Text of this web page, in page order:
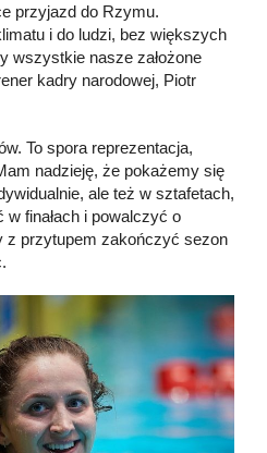
przyjazd do Rzymu.
i do ludzi, bez większych
wszystkie nasze założone
kadry narodowej, Piotr
To spora reprezentacja,
nadzieję, że pokażemy się
ale też w sztafetach,
w finałach i powalczyć o
z przytupem zakończyć sezon